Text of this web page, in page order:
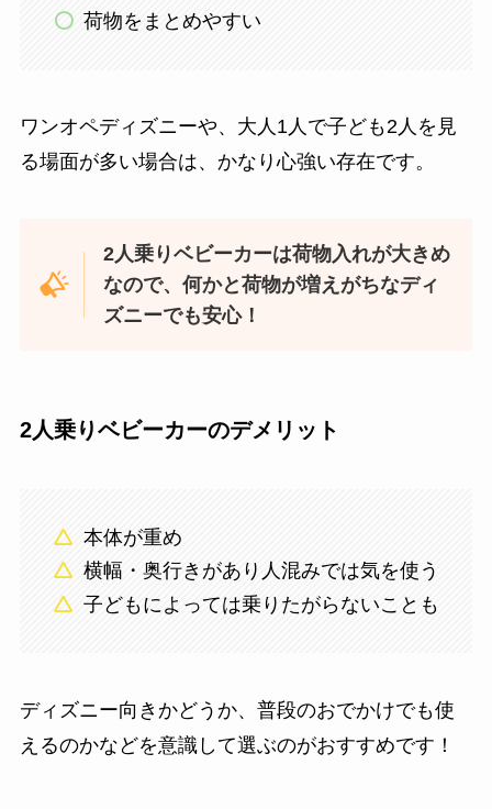
荷物をまとめやすい
ワンオペディズニーや、大人1人で子ども2人を見
る場面が多い場合は、かなり心強い存在です。
2人乗りベビーカーは荷物入れが大きめ
なので、何かと荷物が増えがちなディ
ズニーでも安心！
2人乗りベビーカーのデメリット
本体が重め
横幅・奥行きがあり人混みでは気を使う
子どもによっては乗りたがらないことも
ディズニー向きかどうか、普段のおでかけでも使
えるのかなどを意識して選ぶのがおすすめです！